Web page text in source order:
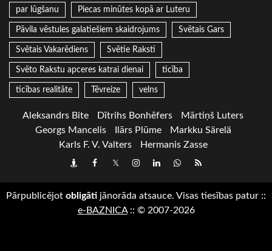
par lūgšanu Piecas minūtes kopā ar Luteru
Pāvila vēstules galatiešiem skaidrojums Svētais Gars
Svētais Vakarēdiens Svētie Raksti
Svēto Rakstu apceres katrai dienai ticība
ticības realitāte Tēvreize velns
Aleksandrs Bite Dītrihs Bonhēfers
Mārtiņš Luters
Georgs Mancelis
Ilārs Plūme
Markku Särelä
Karls F. V. Valters
Hermanis Zasse
DraugiemFacebook
TwitterInstagram
LinkedInwhatsapp
RSS
Pārpublicējot obligāti jānorāda atsauce. Visas tiesības patur ::
e-BAZNICA:: © 2007-2026